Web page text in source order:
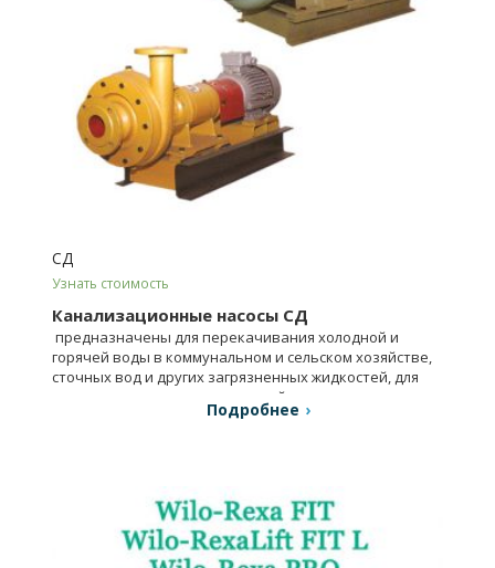
СД
Узнать стоимость
Канализационные насосы СД
предназначены для перекачивания холодной и
горячей воды в коммунальном и сельском хозяйстве,
сточных вод и других загрязненных жидкостей, для
систем орошения и канализаций.
Подробнее